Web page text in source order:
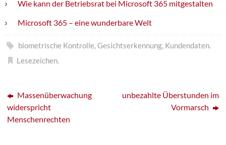
Wie kann der Betriebsrat bei Microsoft 365 mitgestalten
Microsoft 365 – eine wunderbare Welt
biometrische Kontrolle,Gesichtserkennung, Kundendaten.
Lesezeichen.
Massenüberwachung
widerspricht
Menschenrechten
unbezahlte Überstunden im
Vormarsch